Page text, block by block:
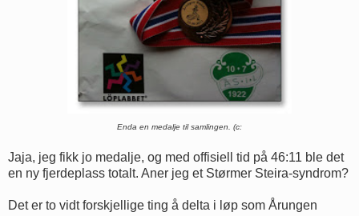
Enda en medalje til samlingen. (c:
Jaja, jeg fikk jo medalje, og med offisiell tid på 46:11 ble det
en ny fjerdeplass totalt. Aner jeg et Størmer Steira-syndrom?
Det er to vidt forskjellige ting å delta i løp som Årungen